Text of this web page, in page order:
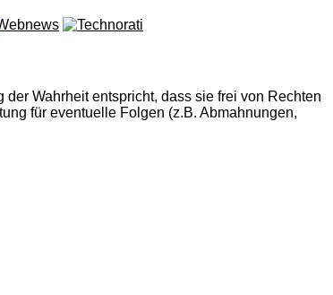
Wahrheit entspricht, dass sie frei von Rechten
für eventuelle Folgen (z.B. Abmahnungen,